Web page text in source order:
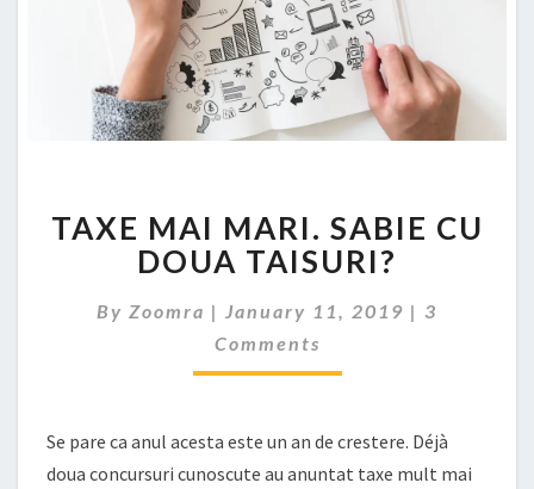
MAI
MARI.
SABIE
CU
TAISURI?
TAXE MAI MARI. SABIE CU
DOUA TAISURI?
By Zoomra | January 11, 2019 | Comments
3
Comments
Se pare ca anul acesta este un an de crestere. Déjà
doua concursuri cunoscute au anuntat taxe mult mai